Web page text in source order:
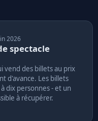
2026
spectacle
vend des billets au prix
d'avance. Les billets
dix personnes - et un
à récupérer.